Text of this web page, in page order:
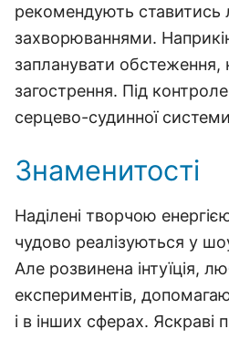
рекомендують
захворюваннями.
запланувати обстеження,
загострення. Під
серцево-судинної
Знаменитості
Наділені творчою
чудово реалізуються у
Але розвинена інтуїція,
експериментів,
і в інших сферах. Яскраві